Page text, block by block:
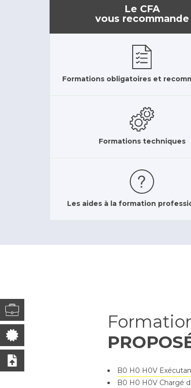
Le CFA
vous recommande
Formations obligatoires et
Formations techniques
Les aides à la formation
B0 H0 H0V
B0 H0 H0V Chargé